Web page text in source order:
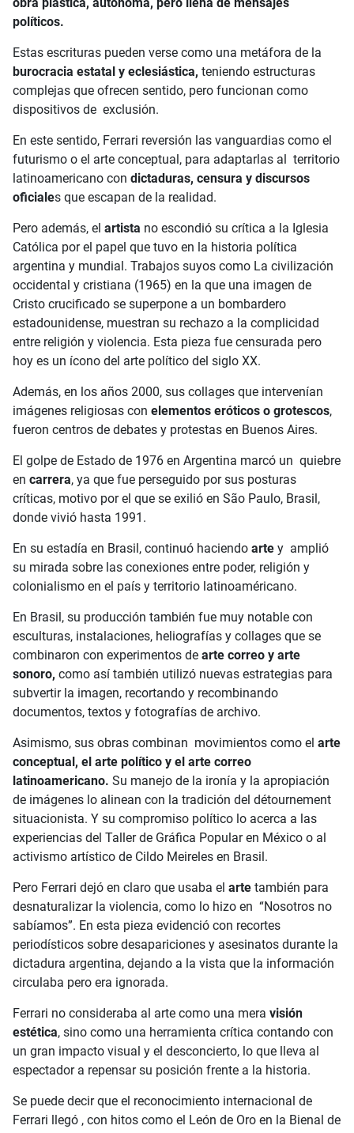
políticos.
Estas escrituras pueden verse como una metáfora de la
burocracia estatal y eclesiástica, teniendo estructuras
complejas que ofrecen sentido, pero funcionan como
dispositivos de exclusión.
En este sentido, Ferrari reversión las vanguardias como el
futurismo o el arte conceptual, para adaptarlas al territorio
latinoamericano con dictaduras, censura y discursos
oficiales que escapan de la realidad.
Pero además, el artista no escondió su crítica a la Iglesia
Católica por el papel que tuvo en la historia política
argentina y mundial. Trabajos suyos como La civilización
occidental y cristiana (1965) en la que una imagen de
Cristo crucificado se superpone a un bombardero
estadounidense, muestran su rechazo a la complicidad
entre religión y violencia. Esta pieza fue censurada pero
hoy es un ícono del arte político del siglo XX.
Además, en los años 2000, sus collages que intervenían
imágenes religiosas con elementos eróticos o grotescos,
fueron centros de debates y protestas en Buenos Aires.
El golpe de Estado de 1976 en Argentina marcó un quiebre
en carrera, ya que fue perseguido por sus posturas
críticas, motivo por el que se exilió en São Paulo, Brasil,
donde vivió hasta 1991.
En su estadía en Brasil, continuó haciendo arte y amplió
su mirada sobre las conexiones entre poder, religión y
colonialismo en el país y territorio latinoaméricano.
En Brasil, su producción también fue muy notable con
esculturas, instalaciones, heliografías y collages que se
combinaron con experimentos de arte correo y arte
sonoro, como así también utilizó nuevas estrategias para
subvertir la imagen, recortando y recombinando
documentos, textos y fotografías de archivo.
Asimismo, sus obras combinan movimientos como el arte
conceptual, el arte político y el arte correo
latinoamericano. Su manejo de la ironía y la apropiación
de imágenes lo alinean con la tradición del détournement
situacionista. Y su compromiso político lo acerca a las
experiencias del Taller de Gráfica Popular en México o al
activismo artístico de Cildo Meireles en Brasil.
Pero Ferrari dejó en claro que usaba el arte también para
desnaturalizar la violencia, como lo hizo en “Nosotros no
sabíamos”. En esta pieza evidenció con recortes
periodísticos sobre desapariciones y asesinatos durante la
dictadura argentina, dejando a la vista que la información
circulaba pero era ignorada.
Ferrari no consideraba al arte como una mera visión
estética, sino como una herramienta crítica contando con
un gran impacto visual y el desconcierto, lo que lleva al
espectador a repensar su posición frente a la historia.
Se puede decir que el reconocimiento internacional de
Ferrari llegó , con hitos como el León de Oro en la Bienal de